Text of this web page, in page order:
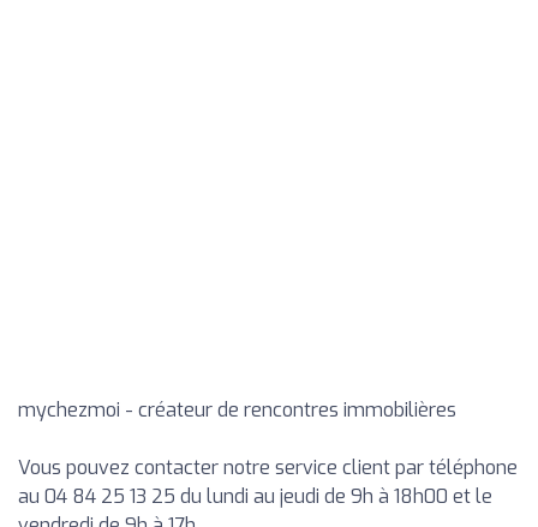
mychezmoi - créateur de rencontres immobilières
Vous pouvez contacter notre service client par téléphone
au 04 84 25 13 25 du lundi au jeudi de 9h à 18h00 et le